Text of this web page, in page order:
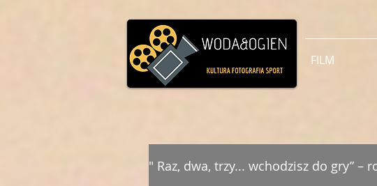
FILM
" Raz, dwa, trzy... wchodzisz do gry” –